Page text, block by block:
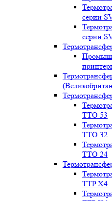
серии
серии
TTO 53
TTO 32
TTO 24
TTP Х4